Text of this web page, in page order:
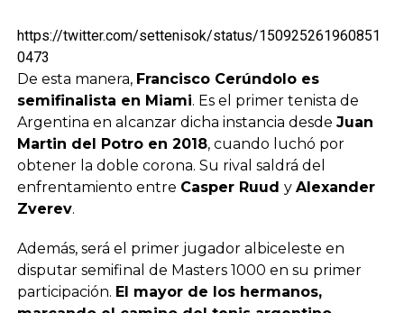
https://twitter.com/settenisok/status/150925261960851
0473
De esta manera, Francisco Cerúndolo es
semifinalista en Miami. Es el primer tenista de
Argentina en alcanzar dicha instancia desde Juan
Martin del Potro en 2018, cuando luchó por
obtener la doble corona. Su rival saldrá del
enfrentamiento entre Casper Ruud y Alexander
Zverev.
Además, será el primer jugador albiceleste en
disputar semifinal de Masters 1000 en su primer
participación. El mayor de los hermanos,